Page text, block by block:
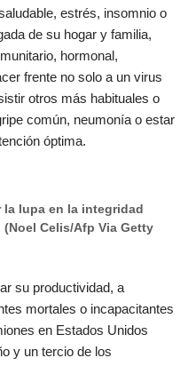
estrés, insomnio o
de su hogar y familia,
hormonal,
frente no solo a un virus
otros más habituales o
común, neumonía o estar
óptima.
la lupa en la integridad
Celis/Afp Via Getty
su productividad, a
mortales o incapacitantes
en Estados Unidos
y un tercio de los